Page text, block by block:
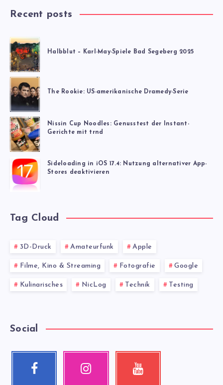
Recent posts
Halbblut – Karl-May-Spiele Bad Segeberg 2025
The Rookie: US-amerikanische Dramedy-Serie
Nissin Cup Noodles: Genusstest der Instant-
Gerichte mit trnd
Sideloading in iOS 17.4: Nutzung alternativer App-
Stores deaktivieren
Tag Cloud
3D-Druck Amateurfunk Apple
Filme, Kino & Streaming Fotografie Google
Kulinarisches NicLog Technik Testing
Social
Facebook Instagram Youtube